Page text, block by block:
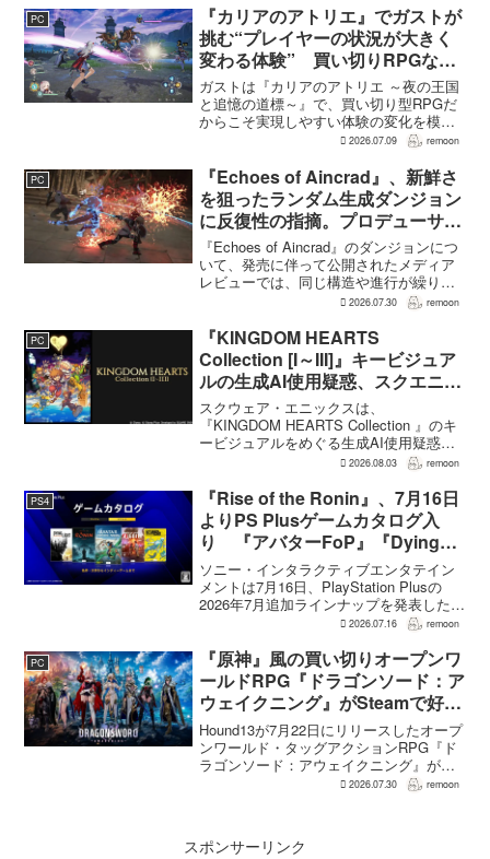
い」と何度も言...
PC
『カリアのアトリエ』でガストが
挑む“プレイヤーの状況が大きく
変わる体験” 買い切りRPGなら
ではの変化とは
ガストは『カリアのアトリエ ～夜の王国
と追憶の道標～』で、買い切り型RPGだ
からこそ実現しやすい体験の変化を模索
している。大型の運営型ゲームが継続的
かで、同社はキャラクターやビジュアル
の魅力だけでなく、ゲ...
2026.07.09 remoon
PC
『Echoes of Aincrad』、新鮮さ
を狙ったランダム生成ダンジョン
に反復性の指摘。プロデューサー
は発売前に採用理由を説明
『Echoes of Aincrad』のダンジョンにつ
いて、発売に伴って公開されたメディア
レビューでは、同じ構造や進行が繰り返
されるとの評価が出ている。発売前の7月
は、ゲーム総合プロデューサーの二見鷹
介氏が...
2026.07.30 remoon
PC
『KINGDOM HEARTS
Collection [I～III]』キービジュア
ルの生成AI使用疑惑、スクエニが
否定――不自然な描写は「人為的
ミス」
スクウェア・エニックスは、
『KINGDOM HEARTS Collection 』のキ
ービジュアルをめぐる生成AI使用疑惑に
ついて、問題となったアセットは開発チ
不自然な箇所は「人為的ミス」によるも
のだと...
2026.08.03 remoon
PS4
『Rise of the Ronin』、7月16日
よりPS Plusゲームカタログ入
り 『アバターFoP』『Dying
Light』なども順次配信
ソニー・インタラクティブエンタテイン
メントは7月16日、PlayStation Plusの
2026年7月追加ラインナップを発表した。
幕末の日本を舞台とするTeam NINJAのオ
the Ron...
2026.07.16 remoon
PC
『原神』風の買い切りオープンワ
ールドRPG『ドラゴンソード：ア
ウェイクニング』がSteamで好発
進。価格3,480円、レビュー5,000
件超で約90％好評
Hound13が7月22日にリリースしたオープ
ンワールド・タッグアクションRPG『ド
ラゴンソード：アウェイクニング』が、
Steamで好調なスタートを切った。7月30
2026.07.30 remoon
スポンサーリンク